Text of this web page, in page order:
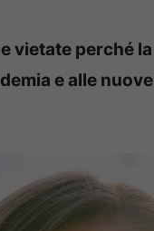
vietate perché
e alle